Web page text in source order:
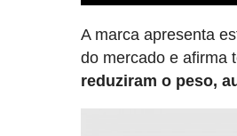
A marca apresenta
do mercado e afirma
reduziram o peso,